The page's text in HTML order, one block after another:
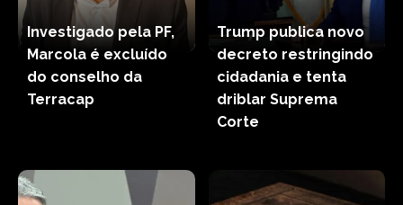
Investigado pela PF,
Marcola é excluído
do conselho da
Terracap
Trump publica novo
decreto restringindo
cidadania e tenta
driblar Suprema
Corte